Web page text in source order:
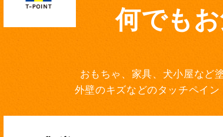
何でも
おもちゃ、家具、犬小屋など
外壁のキズなどのタッチペイ